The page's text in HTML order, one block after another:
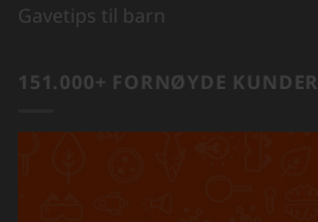
Gavetips til barn
151.000+ FORNØYDE KUNDER